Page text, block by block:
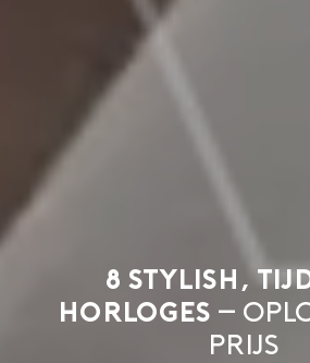
8 stylish,
horloges –
prijs